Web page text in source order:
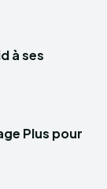
à ses
Plus pour